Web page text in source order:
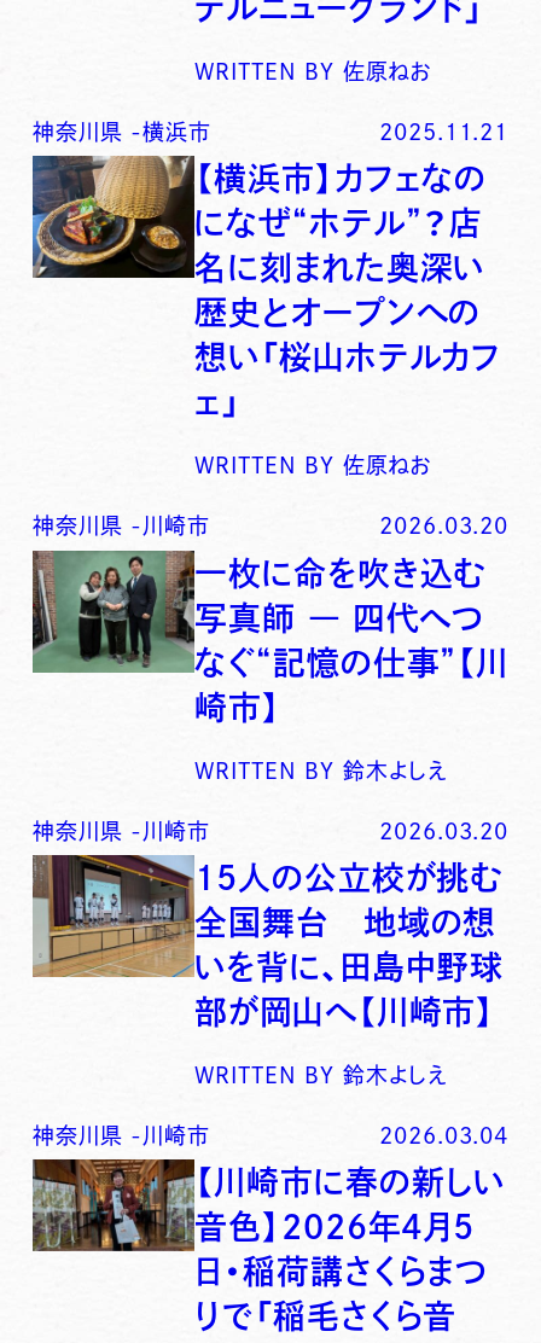
テルニューグランド」
WRITTEN BY 佐原ねお
神奈川県 -横浜市 2025.11.21
【横浜市】カフェなの
になぜ“ホテル”？店
名に刻まれた奥深い
歴史とオープンへの
想い「桜山ホテルカフ
ェ」
WRITTEN BY 佐原ねお
神奈川県 - 川崎市 2026.03.20
一枚に命を吹き込む
写真師 ― 四代へつ
なぐ“記憶の仕事”【川
崎市】
WRITTEN BY 鈴木よしえ
神奈川県 - 川崎市 2026.03.20
15人の公立校が挑む
全国舞台 地域の想
いを背に、田島中野球
部が岡山へ【川崎市】
WRITTEN BY 鈴木よしえ
神奈川県 - 川崎市 2026.03.04
【川崎市に春の新しい
音色】2026年4月5
日・稲荷講さくらまつ
りで「稲毛さくら音